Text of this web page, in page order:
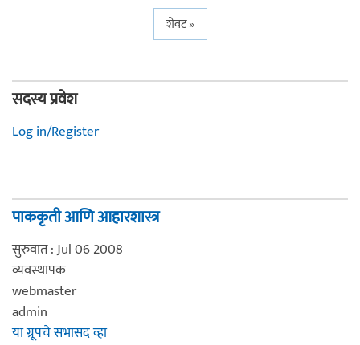
शेवट »
सदस्य प्रवेश
Log in/Register
पाककृती आणि आहारशास्त्र
सुरुवात : Jul 06 2008
व्यवस्थापक
webmaster
admin
या ग्रूपचे सभासद व्हा